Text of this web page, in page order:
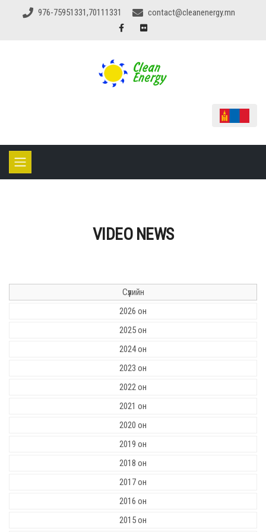
976-75951331,70111331 contact@cleanenergy.mn
VIDEO NEWS
Сүүлийн
2026 он
2025 он
2024 он
2023 он
2022 он
2021 он
2020 он
2019 он
2018 он
2017 он
2016 он
2015 он